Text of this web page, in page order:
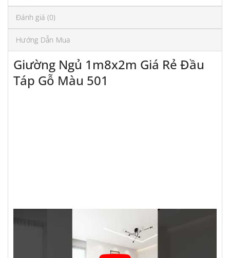
Đánh giá (0)
Hướng Dẫn Mua
Giường Ngủ 1m8x2m Giá Rẻ Đầu
Táp Gỗ Màu 501